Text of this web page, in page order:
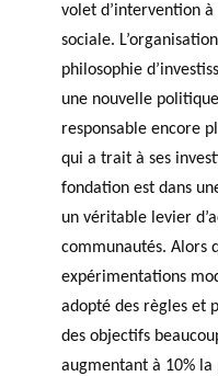
volet d’intervention
sociale.
philosophie
une nouvelle
responsable encore
qui a trait à ses
fondation est dans
un véritable levier
communautés. Alors
expérimentations
adopté des règles et
des objectifs
augmentant à 10%